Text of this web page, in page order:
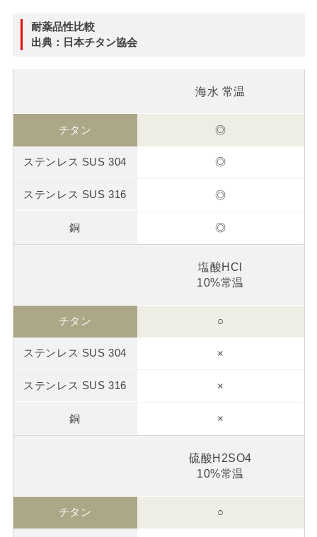
耐薬品性比較
出典：日本チタン協会
海水 常温
◎
◎
◎
◎
塩酸HCl
10%常温
○
×
×
×
硫酸H2SO4
10%常温
○